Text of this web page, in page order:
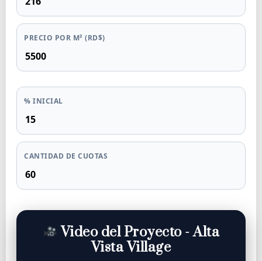
PRECIO POR M² (RD$)
% INICIAL
CANTIDAD DE CUOTAS
Video del Proyecto - Alta
Vista Village